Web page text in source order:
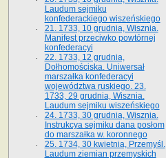
Laudum sejmiku
konfederackiego wiszeńskiego
21. 1733, 10 grudnia, Wisznia.
Manifest przeciwko powtórnej
konfederacyi
22. 1733, 12 grudnia,
Dołhomościska. Uniwersał
marszałka konfederacyi
województwa ruskiego. 23.
1733, 29 grudnia, Wisznia.
Laudum sejmiku wiszeńskiego
24. 1733, 30 grudnia, Wisznia.
Instrukcya sejmiku dana posłom
do marszałka w. koronnego
25. 1734, 30 kwietnia, Przemyśl.
Laudum ziemian przemyskich